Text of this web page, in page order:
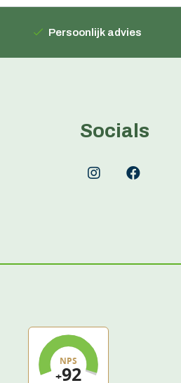
Persoonlijk advies
Socials